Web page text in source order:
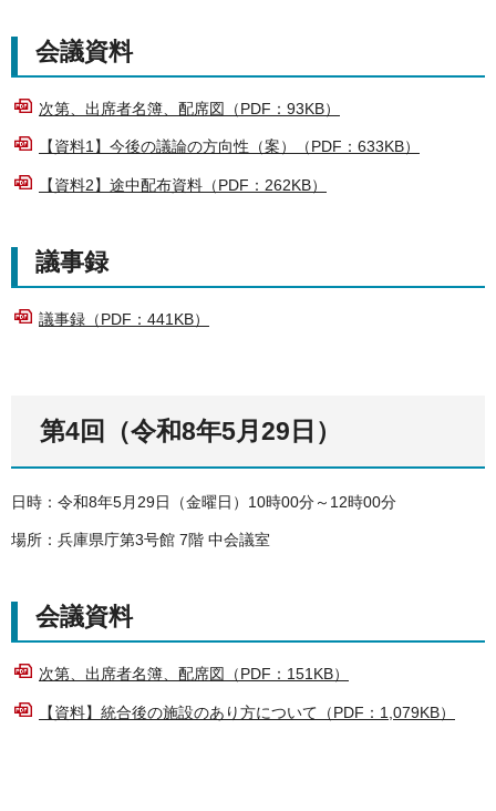
会議資料
次第、出席者名簿、配席図（PDF：93KB）
【資料1】今後の議論の方向性（案）（PDF：633KB）
【資料2】途中配布資料（PDF：262KB）
議事録
議事録（PDF：441KB）
第4回（令和8年5月29日）
日時：令和8年5月29日（金曜日）10時00分～12時00分
場所：兵庫県庁第3号館 7階 中会議室
会議資料
次第、出席者名簿、配席図（PDF：151KB）
【資料】統合後の施設のあり方について（PDF：1,079KB）